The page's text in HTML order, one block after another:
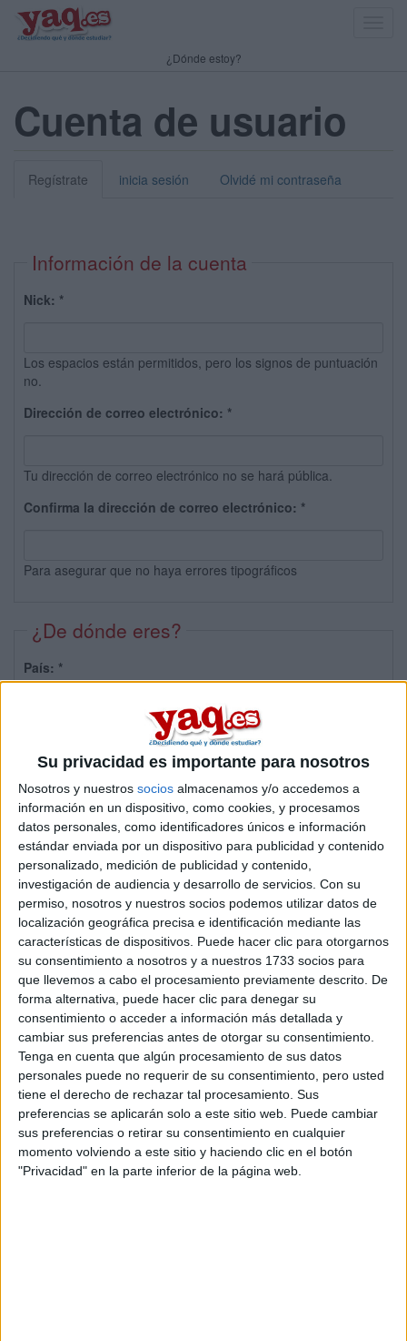
Su privacidad es importante para nosotros
Nosotros y nuestros socios almacenamos y/o accedemos a
información en un dispositivo, como cookies, y procesamos
datos personales, como identificadores únicos e información
estándar enviada por un dispositivo para publicidad y contenido
personalizado, medición de publicidad y contenido,
investigación de audiencia y desarrollo de servicios. Con su
permiso, nosotros y nuestros socios podemos utilizar datos de
localización geográfica precisa e identificación mediante las
características de dispositivos. Puede hacer clic para otorgarnos
su consentimiento a nosotros y a nuestros 1733 socios para
que llevemos a cabo el procesamiento previamente descrito. De
forma alternativa, puede hacer clic para denegar su
consentimiento o acceder a información más detallada y
cambiar sus preferencias antes de otorgar su consentimiento.
Tenga en cuenta que algún procesamiento de sus datos
personales puede no requerir de su consentimiento, pero usted
tiene el derecho de rechazar tal procesamiento. Sus
preferencias se aplicarán solo a este sitio web. Puede cambiar
sus preferencias o retirar su consentimiento en cualquier
momento volviendo a este sitio y haciendo clic en el botón
"Privacidad" en la parte inferior de la página web.
¿Dónde estoy?
Cuenta de usuario
Regístrate inicia sesión Olvidé mi contraseña
Información de la cuenta
Nick: *
Los espacios están permitidos, pero los signos de puntuación
no.
Dirección de correo electrónico: *
Tu dirección de correo electrónico no se hará pública.
Confirma la dirección de correo electrónico: *
Para asegurar que no haya errores tipográficos
¿De dónde eres?
País: *
Sobre ti
Soy:*
Chico
Chica
¿En qué año terminas (o terminaste) bachillerato o FP?
Soy estudiante de:*
Términos y Condiciones de Uso
Aceptolos Términos y Condicionesde uso*